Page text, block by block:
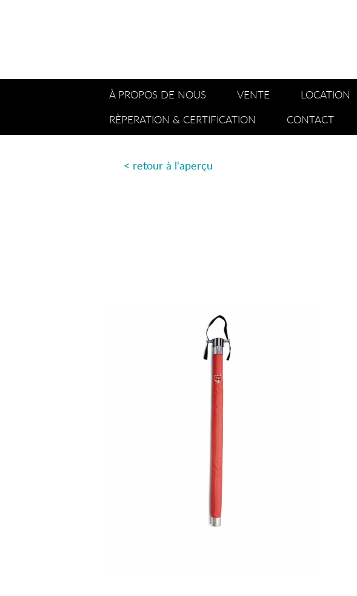
À PROPOS DE NOUS VENTE LOCATION
RÈPERATION & CERTIFICATION
CONTACT
< retour à l'aperçu